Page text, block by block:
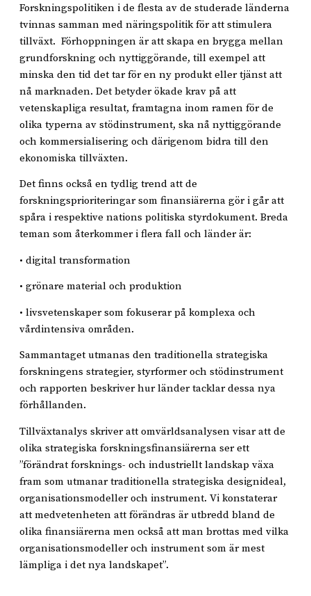
Forskningspolitiken i de flesta av de studerade länderna
tvinnas samman med näringspolitik för att stimulera
tillväxt. Förhoppningen är att skapa en brygga mellan
grundforskning och nyttiggörande, till exempel att
minska den tid det tar för en ny produkt eller tjänst att
nå marknaden. Det betyder ökade krav på att
vetenskapliga resultat, framtagna inom ramen för de
olika typerna av stödinstrument, ska nå nyttiggörande
och kommersialisering och därigenom bidra till den
ekonomiska tillväxten.
Det finns också en tydlig trend att de
forskningsprioriteringar som finansiärerna gör i går att
spåra i respektive nations politiska styrdokument. Breda
teman som återkommer i flera fall och länder är:
• digital transformation
• grönare material och produktion
• livsvetenskaper som fokuserar på komplexa och
vårdintensiva områden.
Sammantaget utmanas den traditionella strategiska
forskningens strategier, styrformer och stödinstrument
och rapporten beskriver hur länder tacklar dessa nya
förhållanden.
Tillväxtanalys skriver att omvärldsanalysen visar att de
olika strategiska forskningsfinansiärerna ser ett
”förändrat forsknings- och industriellt landskap växa
fram som utmanar traditionella strategiska designideal,
organisationsmodeller och instrument. Vi konstaterar
att medvetenheten att förändras är utbredd bland de
olika finansiärerna men också att man brottas med vilka
organisationsmodeller och instrument som är mest
lämpliga i det nya landskapet”.